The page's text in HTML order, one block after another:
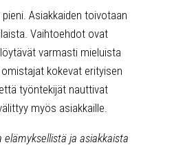
Asiakkaiden toivotaan
Vaihtoehdot ovat
varmasti mieluista
kokevat erityisen
työntekijät nauttivat
myös asiakkaille.
elämyksellistä ja asiakkaista